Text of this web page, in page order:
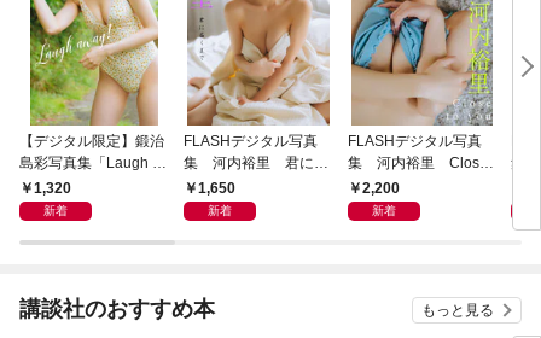
【デジタル限定】鍛治
島彩写真集「Laugh a
way！」
1,320
新着
FLASHデジタル写真
集 河内裕里 君に届
くまで
1,650
新着
FLASHデジタル写真
集 河内裕里 Close t
o you【「近くて遠い
君へ」「君に届くま
2,200
新着
集
講談社のおすすめ本 もっと見る